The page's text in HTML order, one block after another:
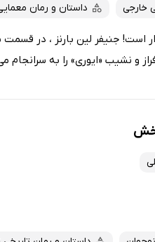
خارجی داستان و رمان
است! جنیفر لین بارنز ، در
و نشیب «ایوری» را به سرانجام